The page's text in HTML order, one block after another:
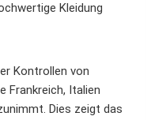
Kleidung
Kontrollen von
Frankreich, Italien
Dies zeigt das